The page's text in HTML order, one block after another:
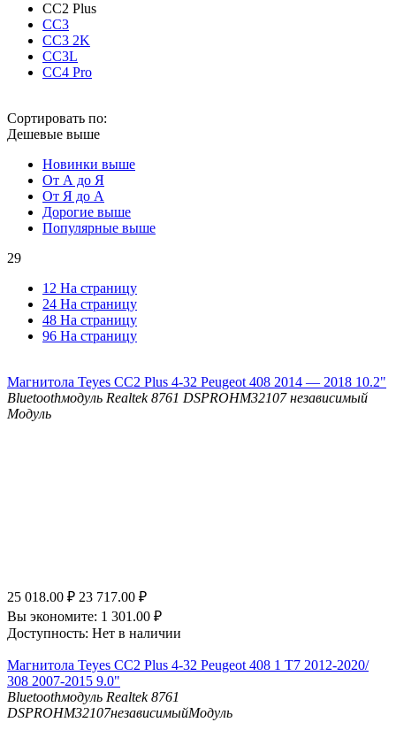
CC2 Plus
CC3
CC3 2K
CC3L
CC4 Pro
Сортировать по:
Дешевые выше
Новинки выше
От А до Я
От Я до А
Дорогие выше
Популярные выше
29
12 На страницу
24 На страницу
48 На страницу
96 На страницу
Магнитола Teyes CC2 Plus 4-32 Peugeot 408 2014 — 2018 10.2"
Bluetoothмодуль Realtek 8761 DSPROHM32107 независимый
Модуль
25 018.00 ₽ 23 717.00 ₽
Вы экономите: 1 301.00 ₽
Доступность: Нет в наличии
Магнитола Teyes CC2 Plus 4-32 Peugeot 408 1 T7 2012-2020/
308 2007-2015 9.0"
Bluetoothмодуль Realtek 8761
DSPROHM32107независимыйМодуль